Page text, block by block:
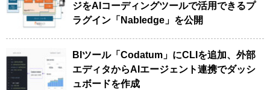
ジをAIコーディングツールで活用できるプ
ラグイン「Nabledge」を公開
BIツール「Codatum」にCLIを追加、外部
エディタからAIエージェント連携でダッシ
ュボードを作成